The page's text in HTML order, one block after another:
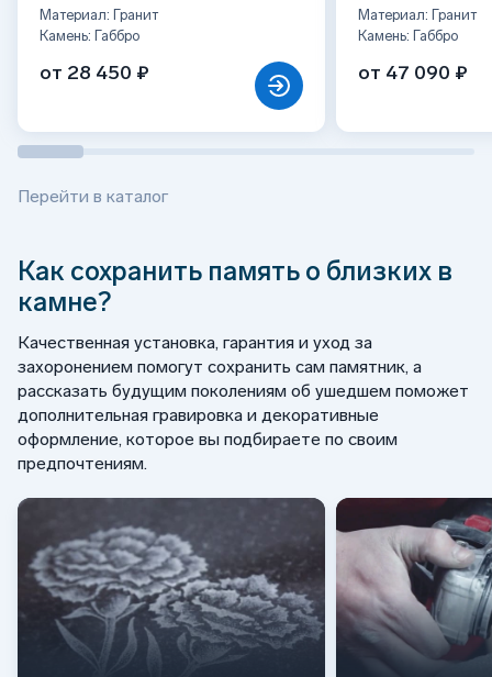
Материал: Гранит
Камень: Габбро
от 28 450 ₽
Материал: Гранит
Камень: Габбро
от 47 090 ₽
Перейти в каталог
Как сохранить память о близких в
камне?
Качественная установка, гарантия и уход за
захоронением помогут сохранить сам памятник, а
рассказать будущим поколениям об ушедшем поможет
дополнительная гравировка и декоративные
оформление, которое вы подбираете по своим
предпочтениям.